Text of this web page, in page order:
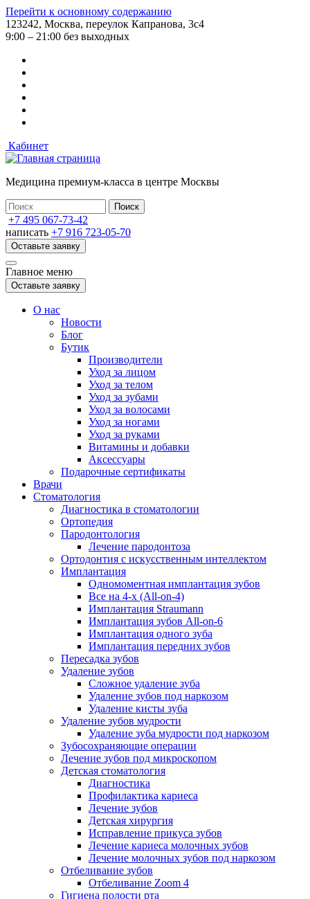
Перейти к основному содержанию
123242, Москва, переулок Капранова, 3с4
9:00 – 21:00 без выходных
Кабинет
Медицина премиум-класса в центре Москвы
+7 495 067-73-42
написать +7 916 723-05-70
Оставьте заявку
Главное меню
Оставьте заявку
О нас
Новости
Блог
Бутик
Производители
Уход за лицом
Уход за телом
Уход за зубами
Уход за волосами
Уход за ногами
Уход за руками
Витамины и добавки
Аксессуары
Подарочные сертификаты
Врачи
Стоматология
Диагностика в стоматологии
Ортопедия
Пародонтология
Лечение пародонтоза
Ортодонтия с искусственным интеллектом
Имплантация
Одномоментная имплантация зубов
Все на 4-х (All-on-4)
Имплантация Straumann
Имплантация зубов All-on-6
Имплантация одного зуба
Имплантация передних зубов
Пересадка зубов
Удаление зубов
Сложное удаление зуба
Удаление зубов под наркозом
Удаление кисты зуба
Удаление зубов мудрости
Удаление зуба мудрости под наркозом
Зубосохраняющие операции
Лечение зубов под микроскопом
Детская стоматология
Диагностика
Профилактика кариеса
Лечение зубов
Детская хирургия
Исправление прикуса зубов
Лечение кариеса молочных зубов
Лечение молочных зубов под наркозом
Отбеливание зубов
Отбеливание Zoom 4
Гигиена полости рта